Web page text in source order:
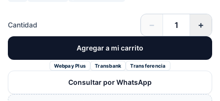
Cantidad − +
Agregar a mi carrito
Webpay Plus Transbank Transferencia
Consultar por WhatsApp